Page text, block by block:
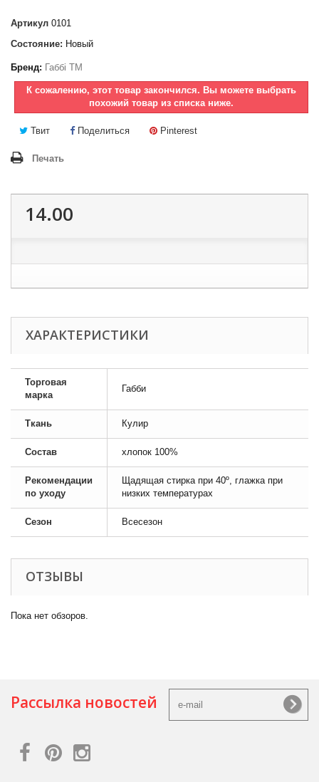
Артикул 0101
Состояние: Новый
Бренд: Габбі ТМ
К сожалению, этот товар закончился. Вы можете выбрать
похожий товар из списка ниже.
Твит Поделиться Pinterest
Печать
14.00
ХАРАКТЕРИСТИКИ
Торговая
марка
Габби
Ткань Кулир
Состав хлопок 100%
Рекомендации
по уходу
Щадящая стирка при 40º, глажка при
низких температурах
Сезон Всесезон
ОТЗЫВЫ
Пока нет обзоров.
Рассылка новостей